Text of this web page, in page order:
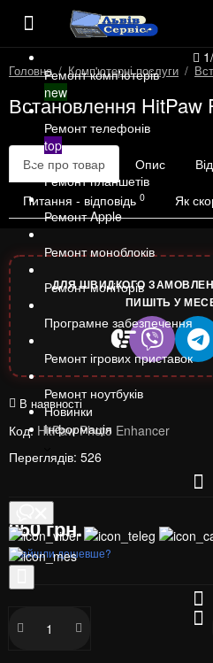
Ремонт комп'ютерів
new
Ремонт телефонів
top
Ремонт планшетів
Ремонт Apple
Ремонт моноблоків
Ремонт моніторів
Програмне забезпечення
Ремонт ігрових приставок
Ремонт ноутбуків
Новинки
Інформація
Головна Комп'ютерні послуги
Встановлення HitPaw
Все про товар Опис
Питання - відповідь 0 Як
ДЛЯ ШВИДКОГО
ПИШІТЬ У
В наявності
Код: HitPaw Photo Enhancer
Переглядів: 526
350 грн.
Знайшли дешевше?